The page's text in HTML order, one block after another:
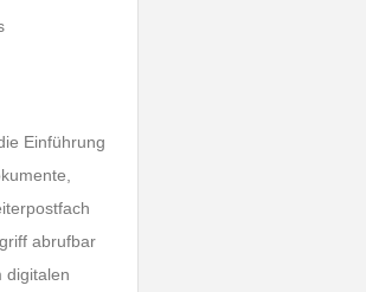
Einführung
abrufbar
digitalen